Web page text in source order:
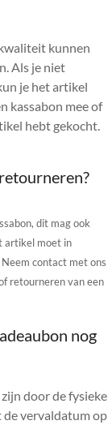
kunnen
Als je niet
je het artikel
kassabon mee of
hebt gekocht.
dit mag ook
artikel moet in
contact met ons
retourneren van een
nog
door de fysieke
vervaldatum op